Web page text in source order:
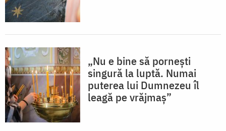
„Nu e bine să pornești
singură la luptă. Numai
puterea lui Dumnezeu îl
leagă pe vrăjmaș”